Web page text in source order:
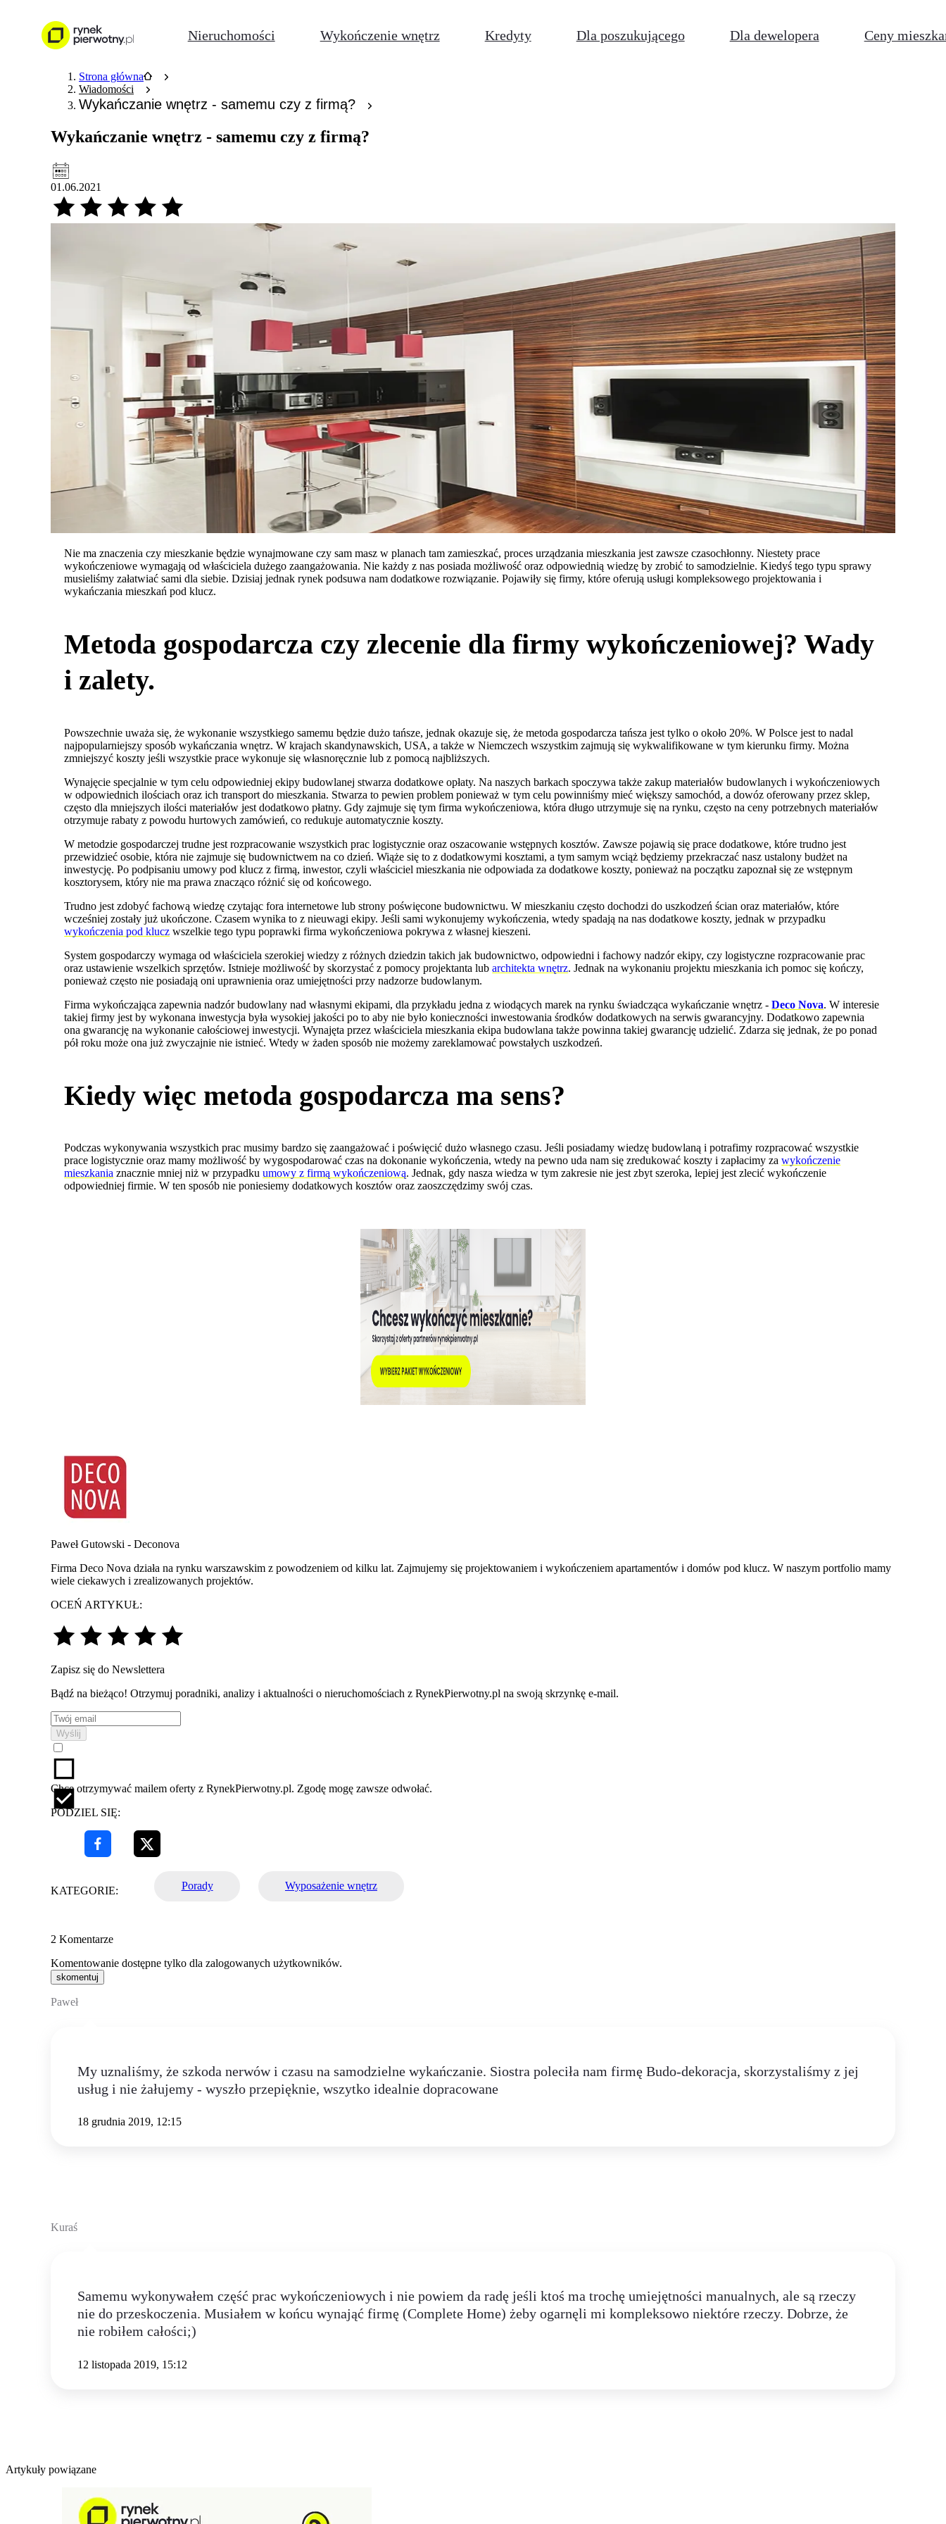
Nieruchomości Wykończenie wnętrz Kredyty Dla poszukującego Dla dewelopera Ceny
Strona główna
Wiadomości
Wykańczanie wnętrz - samemu czy z firmą?
Wykańczanie wnętrz - samemu czy z firmą?
01.06.2021
Nie ma znaczenia czy mieszkanie będzie wynajmowane czy sam masz w planach tam zamieszkać, proces urządzania mieszkania jest zawsze czasochłonny. Niestety prace
wykończeniowe wymagają od właściciela dużego zaangażowania. Nie każdy z nas posiada możliwość oraz odpowiednią wiedzę by zrobić to samodzielnie. Kiedyś tego typu sprawy
musieliśmy załatwiać sami dla siebie. Dzisiaj jednak rynek podsuwa nam dodatkowe rozwiązanie. Pojawiły się firmy, które oferują usługi kompleksowego projektowania i
wykańczania mieszkań pod klucz.
Metoda gospodarcza czy zlecenie dla firmy wykończeniowej? Wady
i zalety.
Powszechnie uważa się, że wykonanie wszystkiego samemu będzie dużo tańsze, jednak okazuje się, że metoda gospodarcza tańsza jest tylko o około 20%. W Polsce jest to nadal
najpopularniejszy sposób wykańczania wnętrz. W krajach skandynawskich, USA, a także w Niemczech wszystkim zajmują się wykwalifikowane w tym kierunku firmy. Można
zmniejszyć koszty jeśli wszystkie prace wykonuje się własnoręcznie lub z pomocą najbliższych.
Wynajęcie specjalnie w tym celu odpowiedniej ekipy budowlanej stwarza dodatkowe opłaty. Na naszych barkach spoczywa także zakup materiałów budowlanych i wykończeniowych
w odpowiednich ilościach oraz ich transport do mieszkania. Stwarza to pewien problem ponieważ w tym celu powinniśmy mieć większy samochód, a dowóz oferowany przez sklep,
często dla mniejszych ilości materiałów jest dodatkowo płatny. Gdy zajmuje się tym firma wykończeniowa, która długo utrzymuje się na rynku, często na ceny potrzebnych materiałów
otrzymuje rabaty z powodu hurtowych zamówień, co redukuje automatycznie koszty.
W metodzie gospodarczej trudne jest rozpracowanie wszystkich prac logistycznie oraz oszacowanie wstępnych kosztów. Zawsze pojawią się prace dodatkowe, które trudno jest
przewidzieć osobie, która nie zajmuje się budownictwem na co dzień. Wiąże się to z dodatkowymi kosztami, a tym samym wciąż będziemy przekraczać nasz ustalony budżet na
inwestycję. Po podpisaniu umowy pod klucz z firmą, inwestor, czyli właściciel mieszkania nie odpowiada za dodatkowe koszty, ponieważ na początku zapoznał się ze wstępnym
kosztorysem, który nie ma prawa znacząco różnić się od końcowego.
Trudno jest zdobyć fachową wiedzę czytając fora internetowe lub strony poświęcone budownictwu. W mieszkaniu często dochodzi do uszkodzeń ścian oraz materiałów, które
wcześniej zostały już ukończone. Czasem wynika to z nieuwagi ekipy. Jeśli sami wykonujemy wykończenia, wtedy spadają na nas dodatkowe koszty, jednak w przypadku
wykończenia pod klucz wszelkie tego typu poprawki firma wykończeniowa pokrywa z własnej kieszeni.
System gospodarczy wymaga od właściciela szerokiej wiedzy z różnych dziedzin takich jak budownictwo, odpowiedni i fachowy nadzór ekipy, czy logistyczne rozpracowanie prac
oraz ustawienie wszelkich sprzętów. Istnieje możliwość by skorzystać z pomocy projektanta lubarchitekta wnętrz. Jednak na wykonaniu projektu mieszkania ich pomoc się kończy,
ponieważ często nie posiadają oni uprawnienia oraz umiejętności przy nadzorze budowlanym.
Firma wykończająca zapewnia nadzór budowlany nad własnymi ekipami, dla przykładu jedna z wiodących marek na rynku świadcząca wykańczanie wnętrz -Deco Nova. W interesie
takiej firmy jest by wykonana inwestycja była wysokiej jakości po to aby nie było konieczności inwestowania środków dodatkowych na serwis gwarancyjny. Dodatkowo zapewnia
ona gwarancję na wykonanie całościowej inwestycji. Wynajęta przez właściciela mieszkania ekipa budowlana także powinna takiej gwarancję udzielić. Zdarza się jednak, że po ponad
pół roku może ona już zwyczajnie nie istnieć. Wtedy w żaden sposób nie możemy zareklamować powstałych uszkodzeń.
Kiedy więc metoda gospodarcza ma sens?
Podczas wykonywania wszystkich prac musimy bardzo się zaangażować i poświęcić dużo własnego czasu. Jeśli posiadamy wiedzę budowlaną i potrafimy rozpracować wszystkie
prace logistycznie oraz mamy możliwość by wygospodarować czas na dokonanie wykończenia, wtedy na pewno uda nam się zredukować koszty i zapłacimy zawykończenie
mieszkania znacznie mniej niż w przypadkuumowy z firmą wykończeniową. Jednak, gdy nasza wiedza w tym zakresie nie jest zbyt szeroka, lepiej jest zlecić wykończenie
odpowiedniej firmie. W ten sposób nie poniesiemy dodatkowych kosztów oraz zaoszczędzimy swój czas.
Paweł Gutowski - Deconova
Firma Deco Nova działa na rynku warszawskim z powodzeniem od kilku lat. Zajmujemy się projektowaniem i wykończeniem apartamentów i domów pod klucz. W naszym portfolio mamy
wiele ciekawych i zrealizowanych projektów.
OCEŃ ARTYKUŁ:
Zapisz się do Newslettera
Bądź na bieżąco! Otrzymuj poradniki, analizy i aktualności o nieruchomościach z RynekPierwotny.pl na swoją skrzynkę e-mail.
Wyślij
Chcę otrzymywać mailem oferty z RynekPierwotny.pl. Zgodę mogę zawsze odwołać.
PODZIEL SIĘ:
KATEGORIE: Porady Wyposażenie wnętrz
2 Komentarze
Komentowanie dostępne tylko dla zalogowanych użytkowników.
skomentuj
Paweł
My uznaliśmy, że szkoda nerwów i czasu na samodzielne wykańczanie. Siostra poleciła nam firmę Budo-dekoracja, skorzystaliśmy z jej
usług i nie żałujemy - wyszło przepięknie, wszytko idealnie dopracowane
18 grudnia 2019, 12:15
Kuraś
Samemu wykonywałem część prac wykończeniowych i nie powiem da radę jeśli ktoś ma trochę umiejętności manualnych, ale są rzeczy
nie do przeskoczenia. Musiałem w końcu wynająć firmę (Complete Home) żeby ogarnęli mi kompleksowo niektóre rzeczy. Dobrze, że
nie robiłem całości;)
12 listopada 2019, 15:12
Artykuły powiązane